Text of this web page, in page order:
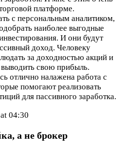
платформе.
с персональным аналитиком,
наиболее выгодные
И они будут
доход. Человеку
за доходностью акций и
свою прибыль.
отлично налажена работа с
помогают реализовать
для пассивного заработка.
04:30
а не брокер